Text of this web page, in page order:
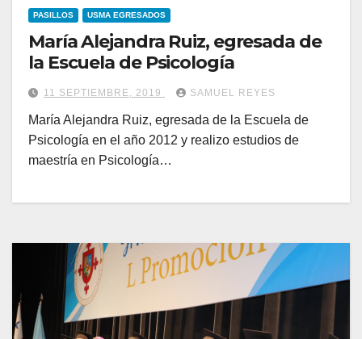
PASILLOS USMA EGRESADOS
María Alejandra Ruiz, egresada de
la Escuela de Psicología
11 SEPTIEMBRE, 2019 SAMUEL REYES
María Alejandra Ruiz, egresada de la Escuela de
Psicología en el año 2012 y realizo estudios de
maestría en Psicología…